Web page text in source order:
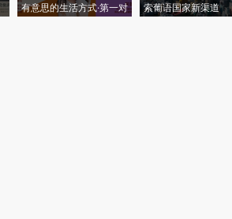
有意思的生活方式·第一对
索葡语国家新渠道